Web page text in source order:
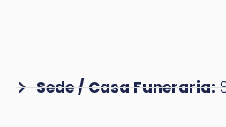
Sede / Casa Funeraria: